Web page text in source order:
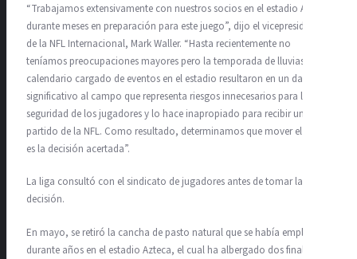
“Trabajamos extensivamente con nuestros socios en el estadio Azteca
durante meses en preparación para este juego”, dijo el vicepresidente
de la NFL Internacional, Mark Waller. “Hasta recientemente no
teníamos preocupaciones mayores pero la temporada de lluvias y el
calendario cargado de eventos en el estadio resultaron en un daño
significativo al campo que representa riesgos innecesarios para la
seguridad de los jugadores y lo hace inapropiado para recibir un
partido de la NFL. Como resultado, determinamos que mover el juego
es la decisión acertada”.
La liga consultó con el sindicato de jugadores antes de tomar la
decisión.
En mayo, se retiró la cancha de pasto natural que se había empleado
durante años en el estadio Azteca, el cual ha albergado dos finales